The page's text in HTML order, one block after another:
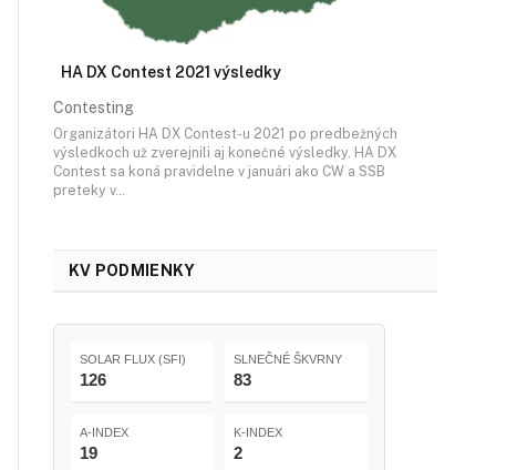
HA DX Contest 2021 výsledky
Contesting
Organizátori HA DX Contest-u 2021 po predbežných
výsledkoch už zverejnili aj konečné výsledky. HA DX
Contest sa koná pravidelne v januári ako CW a SSB
preteky v…
KV PODMIENKY
SOLAR FLUX (SFI)
126
SLNEČNÉ ŠKVRNY
83
A-INDEX
19
K-INDEX
2